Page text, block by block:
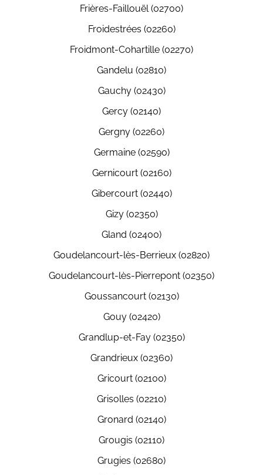
Frières-Faillouël (02700)
Froidestrées (02260)
Froidmont-Cohartille (02270)
Gandelu (02810)
Gauchy (02430)
Gercy (02140)
Gergny (02260)
Germaine (02590)
Gernicourt (02160)
Gibercourt (02440)
Gizy (02350)
Gland (02400)
Goudelancourt-lès-Berrieux (02820)
Goudelancourt-lès-Pierrepont (02350)
Goussancourt (02130)
Gouy (02420)
Grandlup-et-Fay (02350)
Grandrieux (02360)
Gricourt (02100)
Grisolles (02210)
Gronard (02140)
Grougis (02110)
Grugies (02680)